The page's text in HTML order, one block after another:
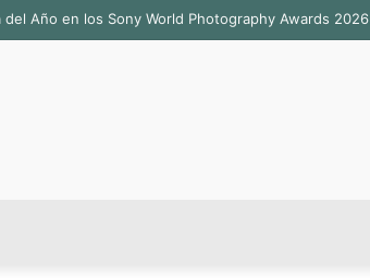
Año en los Sony World Photography Awards 2026